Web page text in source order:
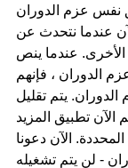
نفس عزم الدوران
عندما نتحدث عن
عندما ينص
الدوران ، فإنهم
الدوران. يتم تقليل
الآن تطبيق المزيد
الآن دعونا
- لن يتم تشغيله